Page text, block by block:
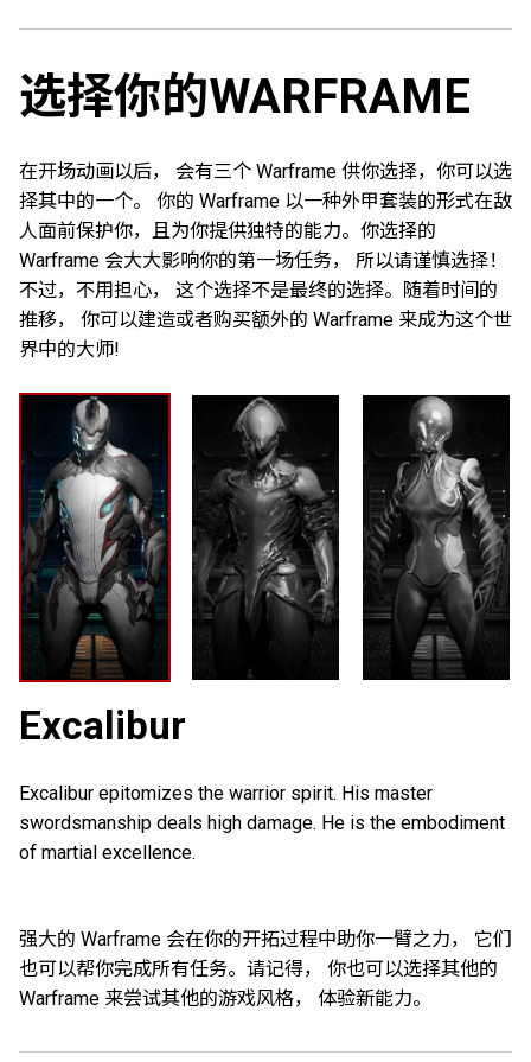
选择你的WARFRAME
在开场动画以后， 会有三个 Warframe 供你选择，你可以选
择其中的一个。 你的 Warframe 以一种外甲套装的形式在敌
人面前保护你，且为你提供独特的能力。你选择的
Warframe 会大大影响你的第一场任务， 所以请谨慎选择！
不过，不用担心， 这个选择不是最终的选择。随着时间的
推移， 你可以建造或者购买额外的 Warframe 来成为这个世
界中的大师!
Excalibur
Excalibur epitomizes the warrior spirit. His master
swordsmanship deals high damage. He is the embodiment
of martial excellence.
强大的 Warframe 会在你的开拓过程中助你一臂之力， 它们
也可以帮你完成所有任务。请记得， 你也可以选择其他的
Warframe 来尝试其他的游戏风格， 体验新能力。